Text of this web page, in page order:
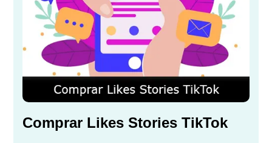
Comprar Likes Stories TikTok